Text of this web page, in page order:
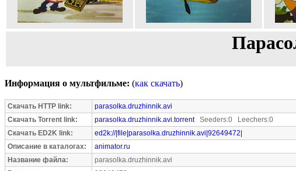
Информация о мультфильме: (как скачать)
Скачать HTTP link:
parasolka.druzhinnik.avi
Скачать Torrent link:
parasolka.druzhinnik.avi.torrentSeeders:0 Leechers:0
Скачать ED2K link:
ed2k://|file|parasolka.druzhinnik.avi|92649472|
Описание в каталогах:
animator.ru
Название файла:
parasolka.druzhinnik.avi